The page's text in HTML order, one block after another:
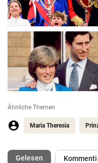
Ähnliche Themen
Maria Theresia
Gelesen(ausgewählt)